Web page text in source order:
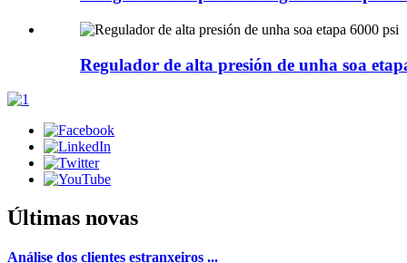
Regulador de alta presión de unha soa
Últimas novas
Análise dos clientes estranxeiros ...